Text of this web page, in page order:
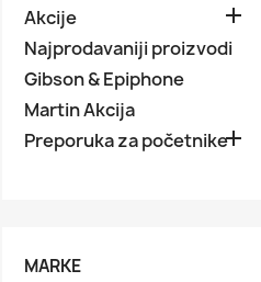
Akcije 
Najprodavaniji proizvodi
Gibson & Epiphone
Martin Akcija
Preporuka za početnike
MARKE